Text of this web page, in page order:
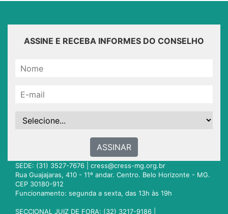
ASSINE E RECEBA INFORMES DO CONSELHO
ASSINAR
SEDE: (31) 3527-7676 | cress@cress-mg.org.br
Rua Guajajaras, 410 - 11º andar. Centro. Belo Horizonte - MG.
CEP 30180-912
Funcionamento: segunda a sexta, das 13h às 19h
SECCIONAL JUIZ DE FORA: (32) 3217-9186 |